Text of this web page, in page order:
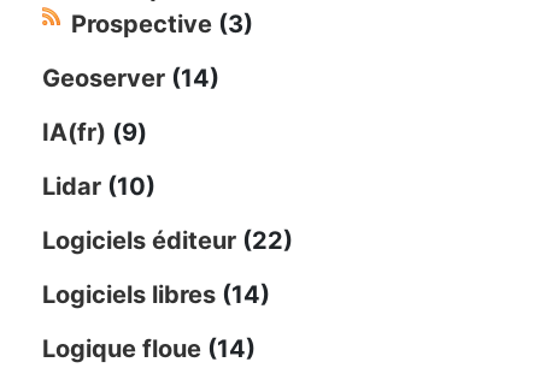
Prospective (3)
Geoserver (14)
IA(fr) (9)
Lidar (10)
Logiciels éditeur (22)
Logiciels libres (14)
Logique floue (14)